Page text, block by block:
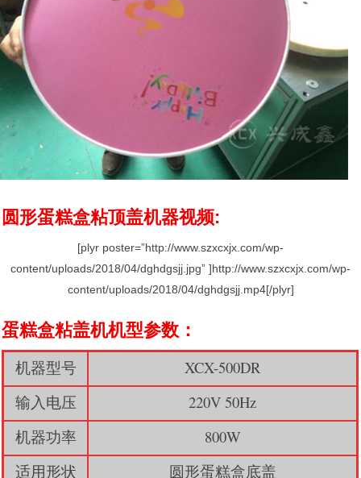
圆形蛋糕盒粘顶盖机器视频:
[plyr poster=”http://www.szxcxjx.com/wp-
content/uploads/2018/04/dghdgsjj.jpg” ]http://www.szxcxjx.com/wp-
content/uploads/2018/04/dghdgsjj.mp4[/plyr]
蛋糕盒粘盖机机型参数：
机器型号
XCX-500DR
输入电压
220V 50Hz
机器功率
800W
适用形状
圆形蛋糕盒底盖